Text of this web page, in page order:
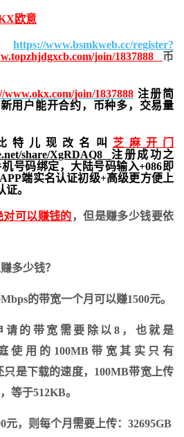
欧意
https://www.bsmkweb.cc/register?
join/1837888 币
www.okx.com/join/1837888注册简
用户能开合约， 币种多，交易量
特儿现改名叫 芝麻开门
share/XgRDAQ8 注册成功之
号码绑定，大陆号码输入+086即
端实名认证初级+高级更方便上
。
对可以赚钱的，但是赚多少钱要依
多少钱？
的带宽一个月可以赚1500元。
请的带宽需要除以8，也就是
庭使用的100MB带宽其实只有
只是下载的速度，100MB带宽上传
等于512KB。
元，则每个月需要上传：32695GB